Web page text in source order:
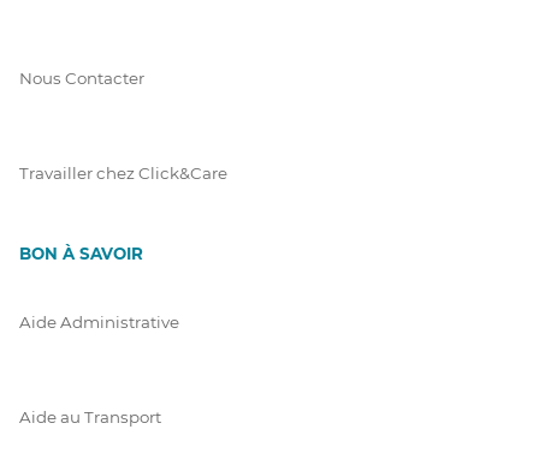
Nous Contacter
Travailler chez Click&Care
BON À SAVOIR
Aide Administrative
Aide au Transport